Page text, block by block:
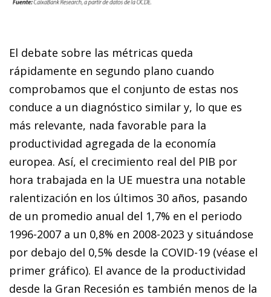
El debate sobre las métricas queda
rápidamente en segundo plano cuando
comprobamos que el conjunto de estas nos
conduce a un diagnóstico similar y, lo que es
más relevante, nada favorable para la
productividad agregada de la economía
europea. Así, el crecimiento real del PIB por
hora trabajada en la UE muestra una notable
ralentización en los últimos 30 años, pasando
de un promedio anual del 1,7% en el periodo
1996-2007 a un 0,8% en 2008-2023 y situándose
por debajo del 0,5% desde la COVID-19 (véase el
primer gráfico). El avance de la productividad
desde la Gran Recesión es también menos de la